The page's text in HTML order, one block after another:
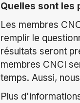
Quelles sont les
Les membres
remplir le
résultats seront
membres CNCI
temps. Aussi,
Plus